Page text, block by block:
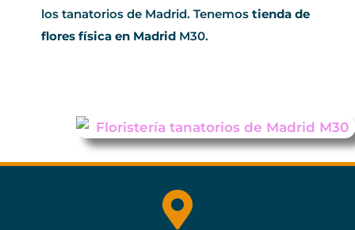
los tanatorios de Madrid. Tenemostienda de
flores física en Madrid M30.